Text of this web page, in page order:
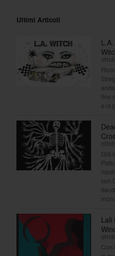
Ultimi Articoli
fine
e la
Già
con
Lali
Con